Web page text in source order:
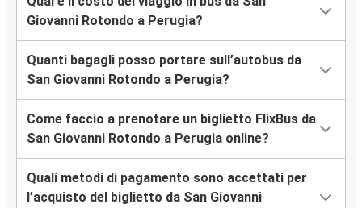
Giovanni Rotondo a Perugia?
Quanti bagagli posso portare sull’autobus da
San Giovanni Rotondo a Perugia?
Come faccio a prenotare un biglietto FlixBus da
San Giovanni Rotondo a Perugia online?
Quali metodi di pagamento sono accettati per
l’acquisto del biglietto da San Giovanni